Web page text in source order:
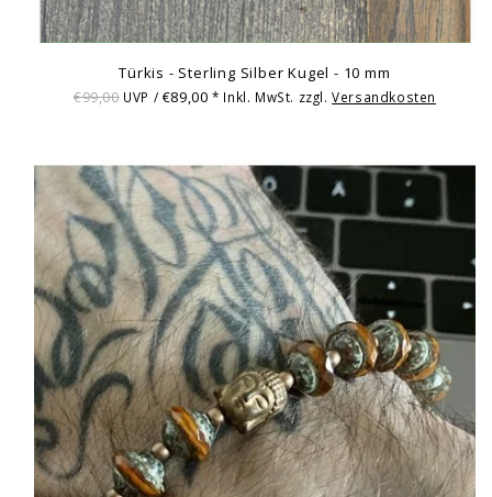
Türkis - Sterling Silber Kugel - 10 mm
€99,00 UVP / €89,00* Inkl. MwSt. zzgl.Versandkosten